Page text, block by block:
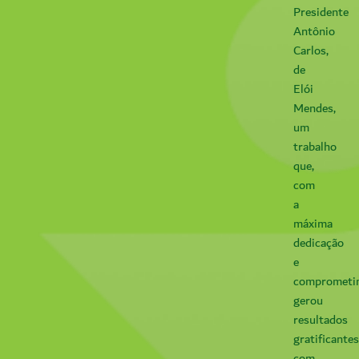
Presidente
Antônio
Carlos,
de
Elói
Mendes,
um
trabalho
que,
com
a
máxima
dedicação
e
gerou
resultados
gratificantes